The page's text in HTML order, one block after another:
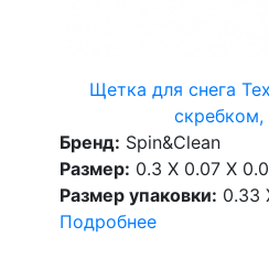
Щетка для снега
Бренд: Spin&Clean
Размер: 0.3 X 0.07 X
Размер упаковки: 0.33
Подробнее